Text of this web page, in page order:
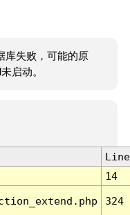
库失败，可能的原
启动。
Line
14
324